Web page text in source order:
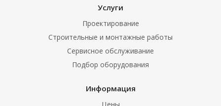
Услуги
Проектирование
Строительные и монтажные работы
Сервисное обслуживание
Подбор оборудования
Информация